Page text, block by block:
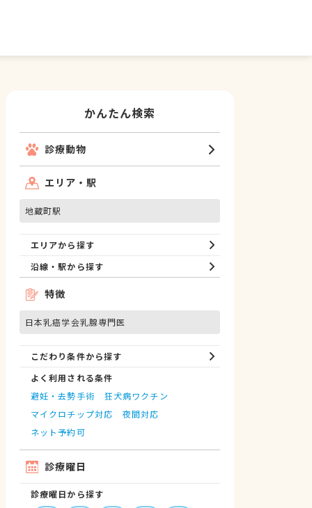
かんたん検索
診療動物
エリア・駅
地蔵町駅
エリアから探す
沿線・駅から探す
特徴
日本乳癌学会乳腺専門医
こだわり条件から探す
よく利用される条件
避妊・去勢手術
狂犬病ワクチン
マイクロチップ対応
夜間対応
ネット予約可
診療曜日
診療曜日から探す